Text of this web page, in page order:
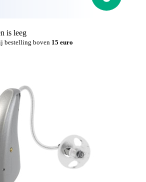
is leeg
bestelling boven 15 euro